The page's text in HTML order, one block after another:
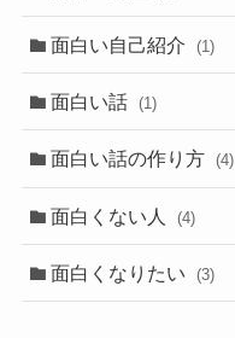
面白い自己紹介 (1)
面白い話 (1)
面白い話の作り方 (4)
面白くない人 (4)
面白くなりたい (3)